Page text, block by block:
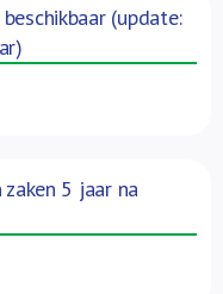
(update:
5 jaar na